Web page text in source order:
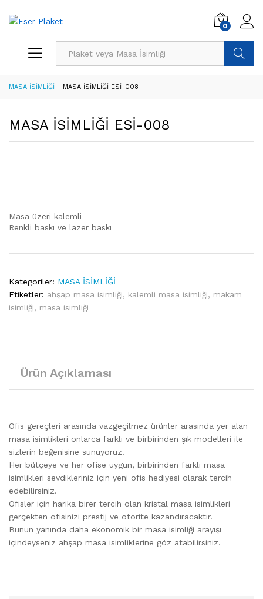
0
MASA İSİMLİĞİ MASA İSİMLİĞİ ESİ-008
MASA İSİMLİĞİ ESİ-008
Masa üzeri kalemli
Renkli baskı ve lazer baskı
Kategoriler: MASA İSİMLİĞİ
Etiketler: ahşap masa isimliği, kalemli masa isimliği, makam
isimliği, masa isimliği
Ürün Açıklaması
Ofis gereçleri arasında vazgeçilmez ürünler arasında yer alan
masa isimlikleri onlarca farklı ve birbirinden şık modelleri ile
sizlerin beğenisine sunuyoruz.
Her bütçeye ve her ofise uygun, birbirinden farklı masa
isimlikleri sevdikleriniz için yeni ofis hediyesi olarak tercih
edebilirsiniz.
Ofisler için harika birer tercih olan kristal masa isimlikleri
gerçekten ofisinizi prestij ve otorite kazandıracaktır.
Bunun yanında daha ekonomik bir masa isimliği arayışı
içindeyseniz ahşap masa isimliklerine göz atabilirsiniz.